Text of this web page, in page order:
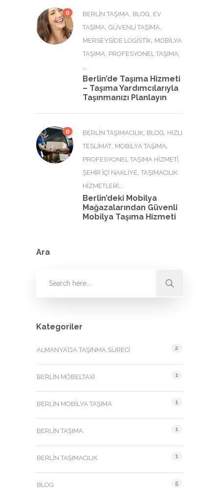
0 BERLIN TAŞIMA BLOG EV
TAŞIMA GÜVENLI TAŞIMA
MERSEYSIDE LOGISTIK MOBILYA
TAŞIMA PROFESYONEL TAŞIMA
Berlin’de Taşıma Hizmeti
– Taşıma Yardımcılarıyla
Taşınmanızı Planlayın
0 BERLIN TAŞIMACILIK BLOG HIZLI
TESLIMAT MOBILYA TAŞIMA
PROFESYONEL TAŞIMA HIZMETI
ŞEHIR İÇI NAKLIYE TAŞIMACILIK
HIZMETLERI
Berlin’deki Mobilya
Mağazalarından Güvenli
Mobilya Taşıma Hizmeti
Ara
Kategoriler
ALMANYA’DA TAŞINMA SÜRECI 2
BERLIN MÖBELTAXI 1
BERLIN MOBILYA TAŞIMA 1
BERLIN TAŞIMA 1
BERLIN TAŞIMACILIK 1
BLOG 5